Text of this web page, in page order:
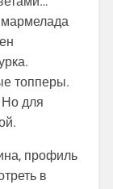
топперы.
для
профиль
в